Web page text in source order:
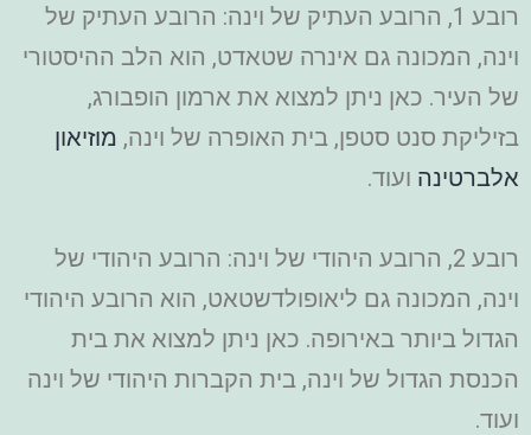
רובע 1, הרובע העתיק של וינה: הרובע העתיק של
וינה, המכונה גם אינרה שטאדט, הוא הלב ההיסטורי
של העיר. כאן ניתן למצוא את ארמון הופבורג,
בזיליקת סנט סטפן, בית האופרה של וינה, מוזיאון
אלברטינה ועוד.
רובע 2, הרובע היהודי של וינה: הרובע היהודי של
וינה, המכונה גם ליאופולדשטאט, הוא הרובע היהודי
הגדול ביותר באירופה. כאן ניתן למצוא את בית
הכנסת הגדול של וינה, בית הקברות היהודי של וינה
ועוד.